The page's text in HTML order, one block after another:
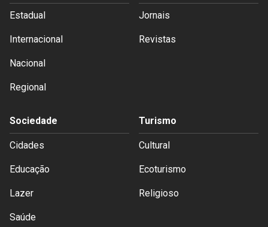
Estadual
Internacional
Nacional
Regional
Jornais
Revistas
Sociedade
Cidades
Educação
Lazer
Saúde
Turismo
Cultural
Ecoturismo
Religioso